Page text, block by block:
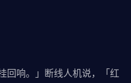
回响。」断线人机说，「红